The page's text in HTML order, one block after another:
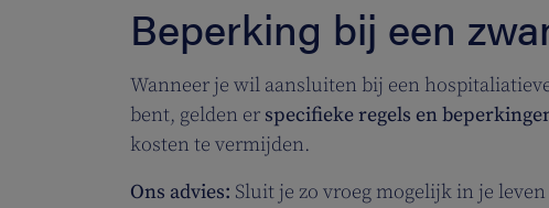
Beperking bij een
Wanneer je wil aansluiten bij een
bent, gelden er specifieke regels en
kosten te vermijden.
Ons advies: Sluit je zo vroeg mogelijk in je